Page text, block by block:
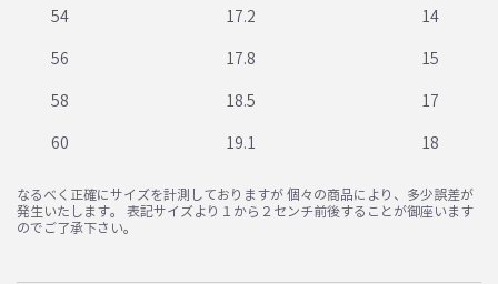
54 17.2 14
56 17.8 15
58 18.5 17
60 19.1 18
なるべく正確にサイズを計測しておりますが 個々の商品により、多少誤差が
発生いたします。 表記サイズより１から２センチ前後することが御座います
のでご了承下さい。